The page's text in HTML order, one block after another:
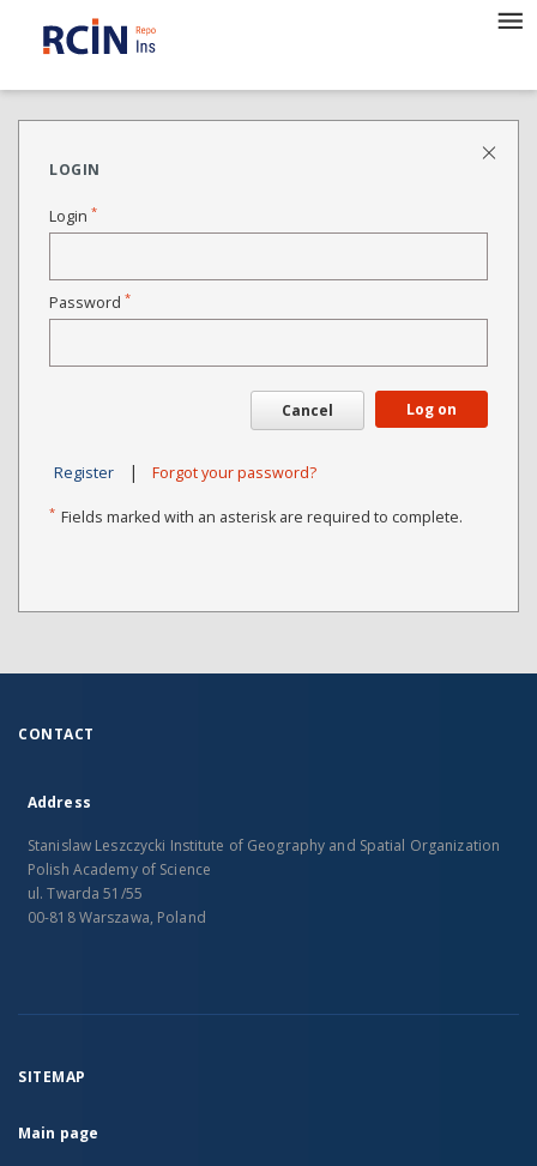
LOGIN
Login *
Password *
Cancel Log on
Register | Forgot your password?
* Fields marked with an asterisk are required to complete.
CONTACT
Address
Stanislaw Leszczycki Institute of Geography and Spatial Organization
Polish Academy of Science
ul. Twarda 51/55
00-818 Warszawa, Poland
SITEMAP
Main page